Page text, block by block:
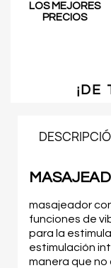
LOS MEJORES
PRECIOS
¡DE
masajeador
funciones de
para la
estimulación
manera que no